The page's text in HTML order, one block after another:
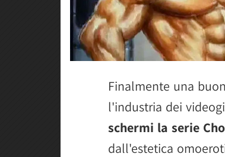
Finalmente una
l'industria dei
schermi la serie
dall'estetica